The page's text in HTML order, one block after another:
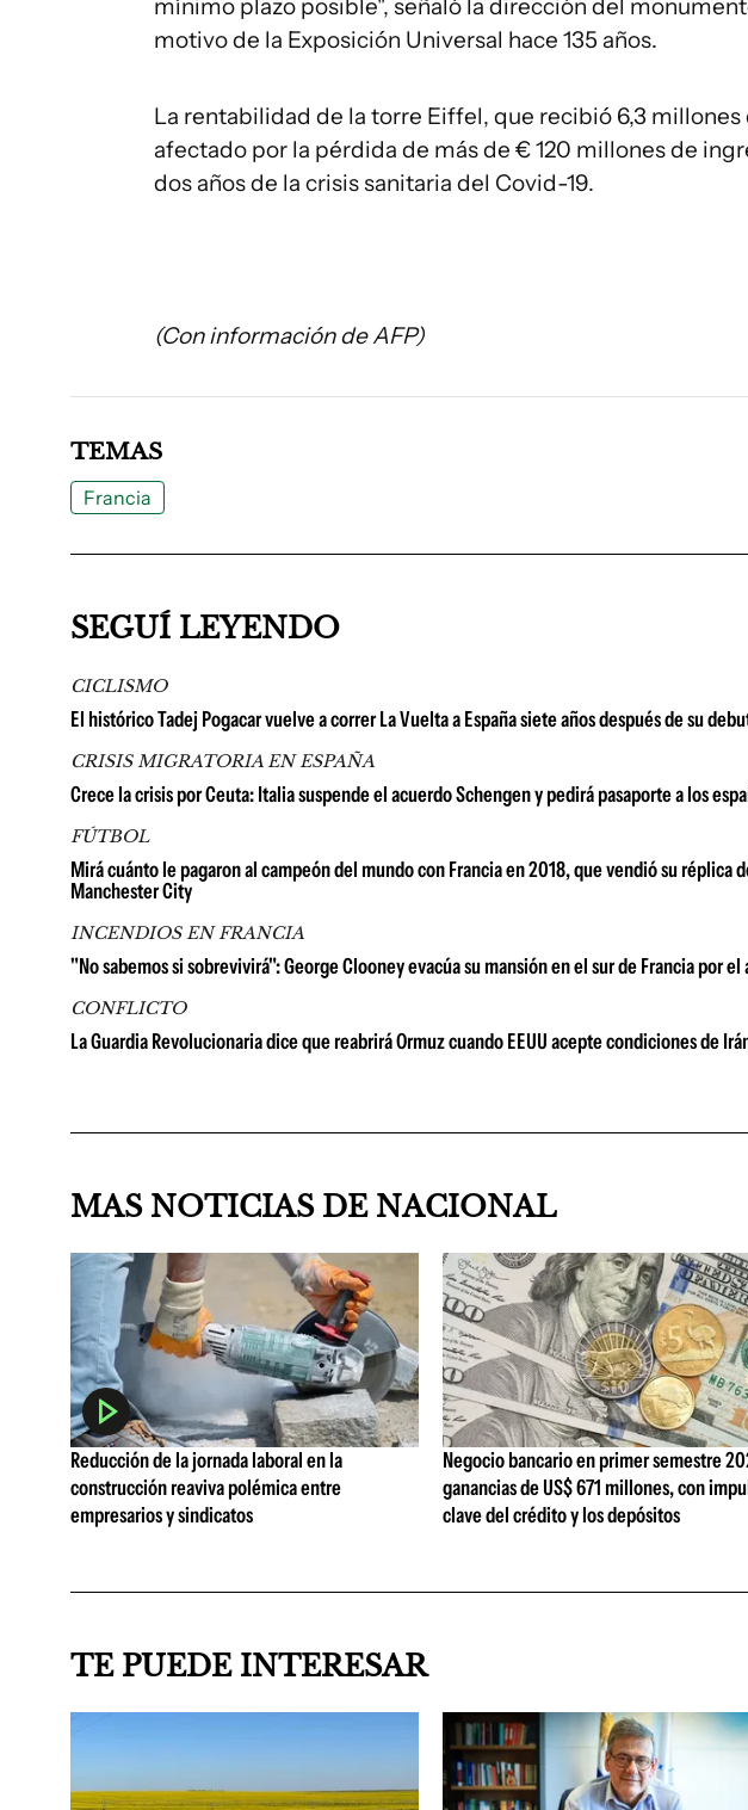
mínimo plazo posible", señaló la dirección del
motivo de la Exposición Universal hace 135 años.
La rentabilidad de la torre Eiffel, que recibió 6,3 millones
afectado por la pérdida de más de € 120 millones de
dos años de la crisis sanitaria del Covid-19.
(Con información de AFP)
TEMAS
Francia
SEGUÍ LEYENDO
CICLISMO
El histórico Tadej Pogacar vuelve a correr La Vuelta a España siete años después de su
CRISIS MIGRATORIA EN ESPAÑA
Crece la crisis por Ceuta: Italia suspende el acuerdo Schengen y pedirá pasaporte a los
FÚTBOL
Mirá cuánto le pagaron al campeón del mundo con Francia en 2018, que vendió su réplica
Manchester City
INCENDIOS EN FRANCIA
"No sabemos si sobrevivirá": George Clooney evacúa su mansión en el sur de Francia por
CONFLICTO
La Guardia Revolucionaria dice que reabrirá Ormuz cuando EEUU acepte condiciones de
MAS NOTICIAS DE NACIONAL
Reducción de la jornada laboral en la
construcción reaviva polémica entre
empresarios y sindicatos
Negocio bancario en primer semestre
ganancias de US$ 671 millones, con
clave del crédito y los depósitos
TE PUEDE INTERESAR